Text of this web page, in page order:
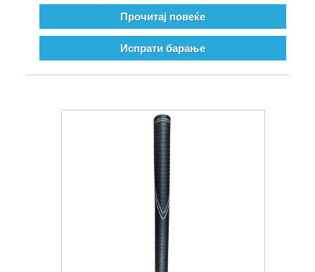
Прочитај повеќе
Испрати барање